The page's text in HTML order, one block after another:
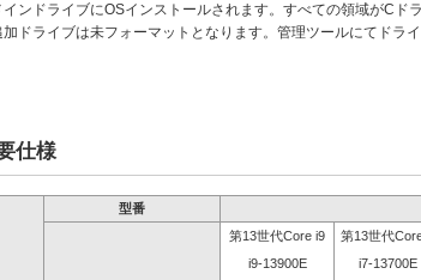
ンドライブにOSインストールされます。すべての領域がCド
ドライブは未フォーマットとなります。管理ツールにてドラ
仕様
型番
第13世代Core i9 第13世代
i9-13900E i7-13700E